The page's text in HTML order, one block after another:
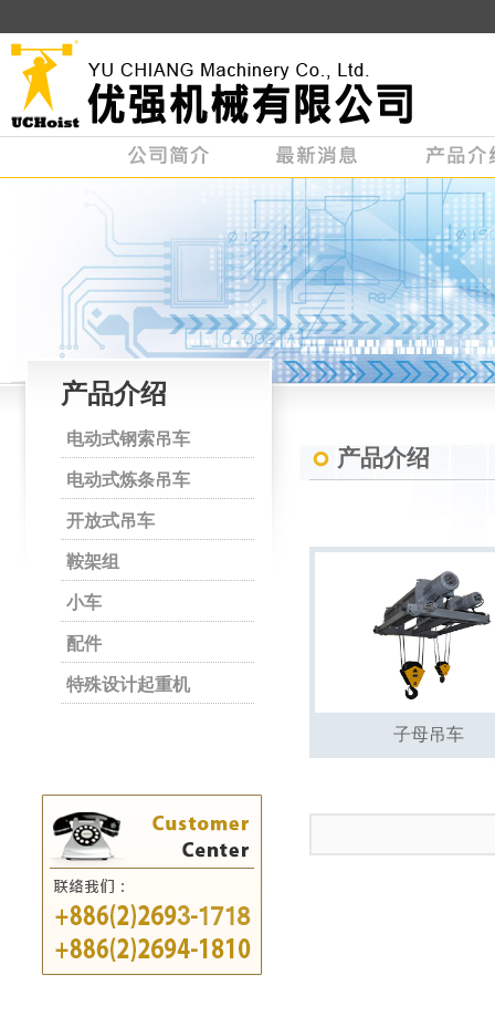
产品介绍
电动式钢索吊车
电动式炼条吊车
开放式吊车
鞍架组
小车
配件
特殊设计起重机
产品介绍
子母吊车